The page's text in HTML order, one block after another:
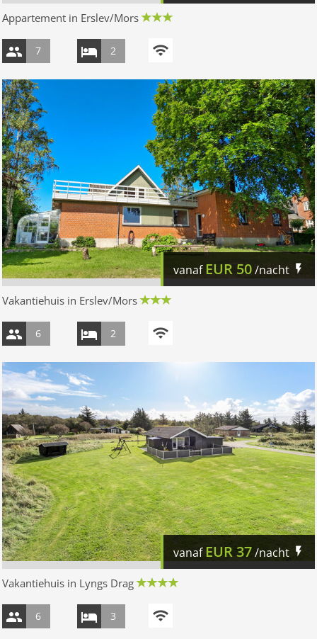
Appartement in Erslev/Mors
7 2
vanaf EUR 50/nacht
Vakantiehuis in Erslev/Mors
6 2
vanafEUR37/nacht
Vakantiehuis in Lyngs Drag
6 3